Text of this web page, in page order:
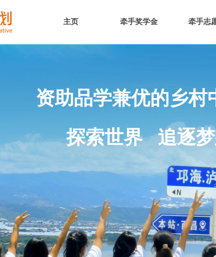
主页 牵手奖学金 牵手志
资助品学兼优的乡村
探索世界 追逐